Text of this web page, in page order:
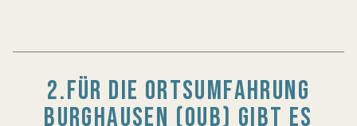
2.FÜR DIE ORTSUMFAHRUNG
BURGHAUSEN (OUB) GIBT ES